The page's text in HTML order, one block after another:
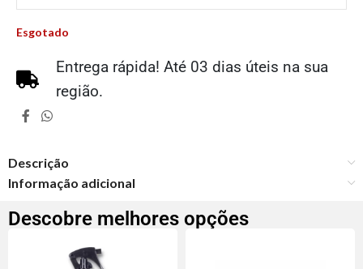
Esgotado
Entrega rápida! Até 03 dias úteis na sua
região.
Descrição
Informação adicional
Descobre melhores opções